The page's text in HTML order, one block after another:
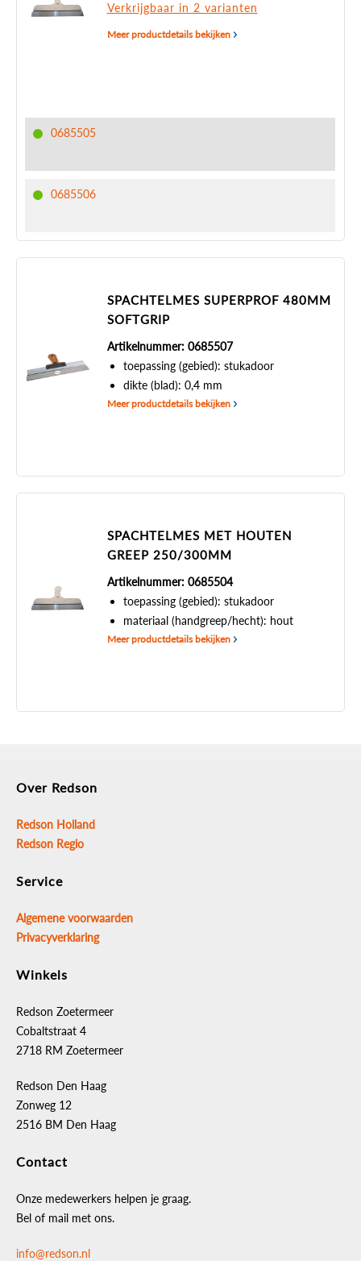
Verkrijgbaar in 2 varianten
Meer productdetails bekijken
0685505
0685506
SPACHTELMES SUPERPROF 480MM
SOFTGRIP
Artikelnummer: 0685507
toepassing (gebied): stukadoor
dikte (blad): 0,4 mm
Meer productdetails bekijken
SPACHTELMES MET HOUTEN
GREEP 250/300MM
Artikelnummer: 0685504
toepassing (gebied): stukadoor
materiaal (handgreep/hecht): hout
Meer productdetails bekijken
Over Redson
Redson Holland
Redson Regio
Service
Algemene voorwaarden
Privacyverklaring
Winkels
Redson Zoetermeer
Cobaltstraat 4
2718 RM Zoetermeer
Redson Den Haag
Zonweg 12
2516 BM Den Haag
Contact
Onze medewerkers helpen je graag.
Bel of mail met ons.
info@redson.nl